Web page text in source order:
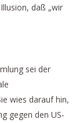
daß „wir
sei der
wies darauf hin,
gegen den US-